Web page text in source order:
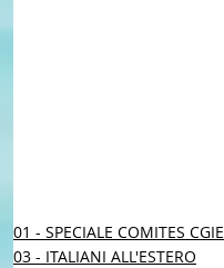
01 - SPECIALE COMITES CGIE
03 - ITALIANI ALL'ESTERO